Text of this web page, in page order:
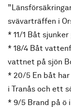
svävarträffen i
* 11/1 Båt
* 18/4 Båt
vattnet på sjön
* 20/5 En båt
i Tranås och ett
* 9/5 Brand på ö